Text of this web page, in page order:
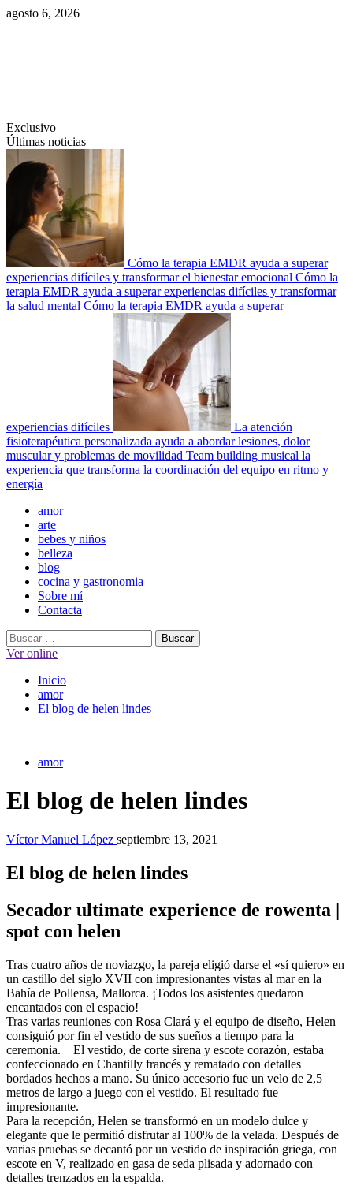
Saltar
agosto 6, 2026
Exclusivo
Últimas noticias
Cómo la terapia EMDR ayuda a superar
experiencias difíciles y transformar el bienestar emocional Cómo la
terapia EMDR ayuda a superar experiencias difíciles y transformar
la salud mental Cómo la terapia EMDR ayuda a superar
experiencias difíciles
La atención
fisioterapéutica personalizada ayuda a abordar lesiones, dolor
muscular y problemas de movilidad Team building musical la
experiencia que transforma la coordinación del equipo en ritmo y
energía
Menú
principal
amor
arte
bebes y niños
belleza
blog
cocina y gastronomia
Sobre mí
Contacta
Buscar:
Ver online
Inicio
amor
El blog de helen lindes
amor
El blog de helen lindes
Víctor Manuel López septiembre 13, 2021
El blog de helen lindes
Secador ultimate experience de rowenta |
spot con helen
Tras cuatro años de noviazgo, la pareja eligió darse el «sí quiero» en
un castillo del siglo XVII con impresionantes vistas al mar en la
Bahía de Pollensa, Mallorca. ¡Todos los asistentes quedaron
encantados con el espacio!
Tras varias reuniones con Rosa Clará y el equipo de diseño, Helen
consiguió por fin el vestido de sus sueños a tiempo para la
ceremonia. El vestido, de corte sirena y escote corazón, estaba
confeccionado en Chantilly francés y rematado con detalles
bordados hechos a mano. Su único accesorio fue un velo de 2,5
metros de largo a juego con el vestido. El resultado fue
impresionante.
Para la recepción, Helen se transformó en un modelo dulce y
elegante que le permitió disfrutar al 100% de la velada. Después de
varias pruebas se decantó por un vestido de inspiración griega, con
escote en V, realizado en gasa de seda plisada y adornado con
detalles trenzados en la espalda.